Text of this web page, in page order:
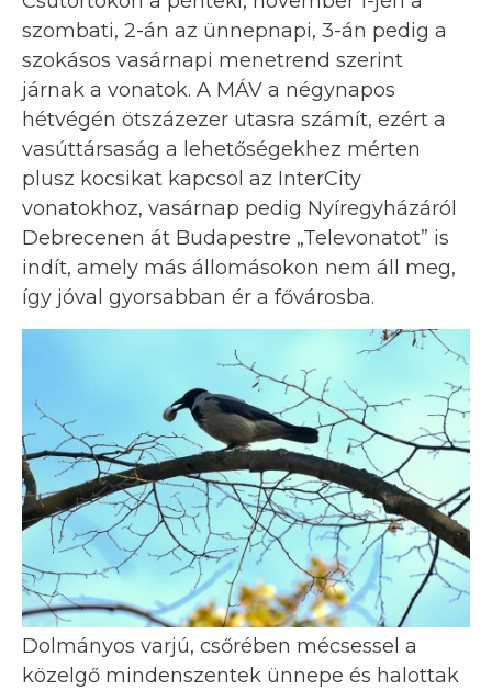
szombati, 2-án az ünnepnapi, 3-án pedig a
szokásos vasárnapi menetrend szerint
járnak a vonatok. A MÁV a négynapos
hétvégén ötszázezer utasra számít, ezért a
vasúttársaság a lehetőségekhez mérten
plusz kocsikat kapcsol az InterCity
vonatokhoz, vasárnap pedig Nyíregyházáról
Debrecenen át Budapestre „Televonatot” is
indít, amely más állomásokon nem áll meg,
így jóval gyorsabban ér a fővárosba.
Dolmányos varjú, csőrében mécsessel a
közelgő mindenszentek ünnepe és halottak